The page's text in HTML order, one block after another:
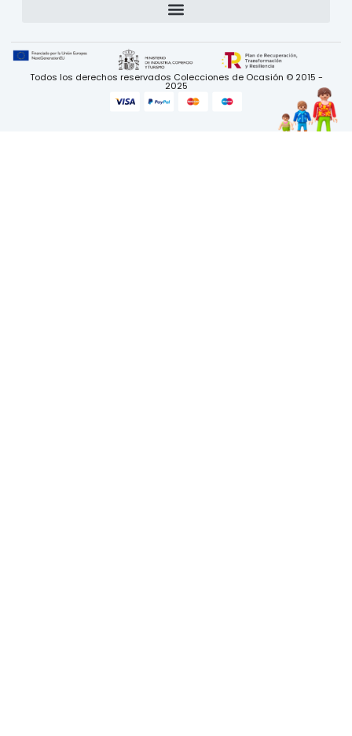
Todos los derechos reservados Colecciones de Ocasión © 2015 -
2025